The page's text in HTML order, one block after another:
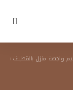
بالقطيف ت: 0501132056 ترميمات عامه الشرقيه – ترميم مباني – ترميم واجهة المنزل قبل وبعد